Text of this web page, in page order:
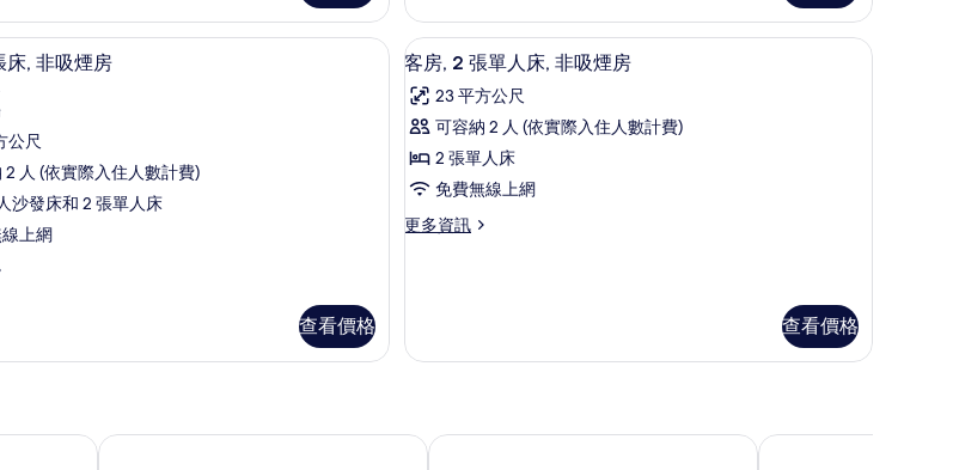
2
的
所
有
相
片
Non-
smoking
Twin
Standard
2
的
情
、遮光布/窗簾 客房, 多張床, 非吸煙房 | 高級寢具、書桌、筆電工作空間、遮光布/窗簾
床, 非吸煙房
10 分
公尺
2 人 (依實際入住人數計費)
沙發床和 2 張單人床
上網
查看價格
顯
示
客
房,
2
張
單
吸
的
客房, 2 張單人床, 非吸煙房 | 高級寢具、書桌
4
客房, 2 張單人床, 非吸煙房
23 平方公尺
可容納 2 人 (依實際入住人數計費)
2 張單人床
免費無線上網
更多資訊
更
單
吸
查看價格
南彥根 APA 飯店 琵琶湖美爵 Spa 度假酒店 龜之井酒店 彥根